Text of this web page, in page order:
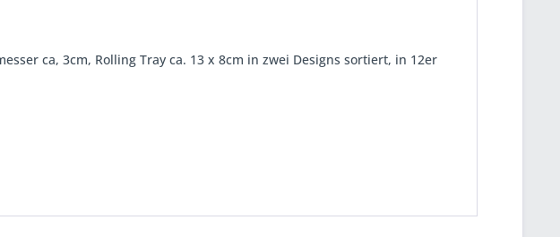
ca, 3cm, Rolling Tray ca. 13 x 8cm in zwei Designs sortiert, in 12er